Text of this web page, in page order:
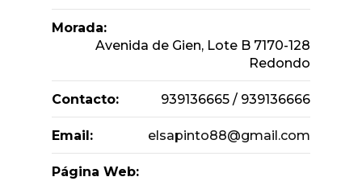
Morada:
Avenida de Gien, Lote B 7170-128
Redondo
Contacto: 939136665 / 939136666
Email: elsapinto88@gmail.com
Página Web: